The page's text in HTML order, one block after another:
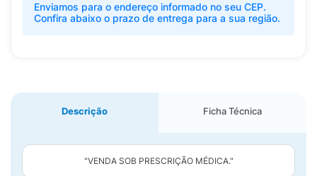
Enviamos para o endereço informado no seu CEP.
Confira abaixo o prazo de entrega para a sua região.
Descrição Ficha Técnica
"VENDA SOB PRESCRIÇÃO MÉDICA."